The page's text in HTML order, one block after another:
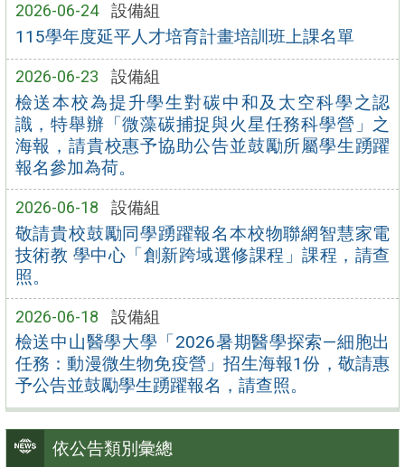
2026-06-24 設備組
115學年度延平人才培育計畫培訓班上課名單
2026-06-23 設備組
檢送本校為提升學生對碳中和及太空科學之認
識，特舉辦「微藻碳捕捉與火星任務科學營」之
海報，請貴校惠予協助公告並鼓勵所屬學生踴躍
報名參加為荷。
2026-06-18 設備組
敬請貴校鼓勵同學踴躍報名本校物聯網智慧家電
技術教 學中心「創新跨域選修課程」課程，請查
照。
2026-06-18 設備組
檢送中山醫學大學「2026暑期醫學探索—細胞出
任務：動漫微生物免疫營」招生海報1份，敬請惠
予公告並鼓勵學生踴躍報名，請查照。
依公告類別彙總